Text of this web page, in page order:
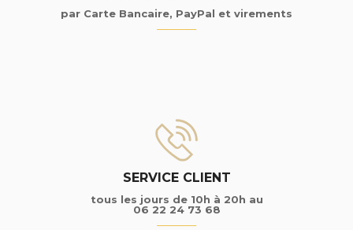
par Carte Bancaire, PayPal et virements
SERVICE CLIENT
tous les jours de 10h à 20h au
06 22 24 73 68